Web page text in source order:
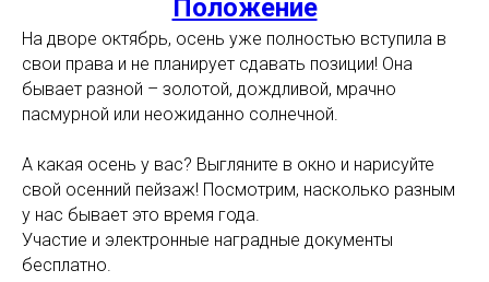
Положение
На дворе октябрь, осень уже полностью вступила в
свои права и не планирует сдавать позиции! Она
бывает разной – золотой, дождливой, мрачно
пасмурной или неожиданно солнечной.
А какая осень у вас? Выгляните в окно и нарисуйте
свой осенний пейзаж! Посмотрим, насколько разным
у нас бывает это время года.
Участие и электронные наградные документы
бесплатно.